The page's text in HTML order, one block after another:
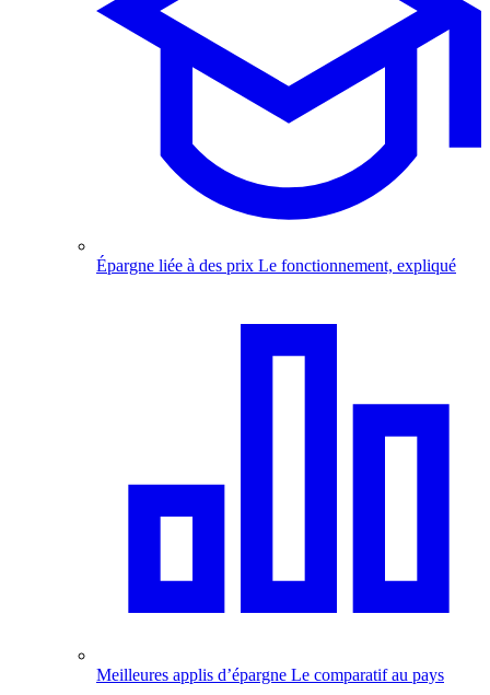
Épargne liée à des prix Le fonctionnement, expliqué
Meilleures applis d’épargne Le comparatif au pays